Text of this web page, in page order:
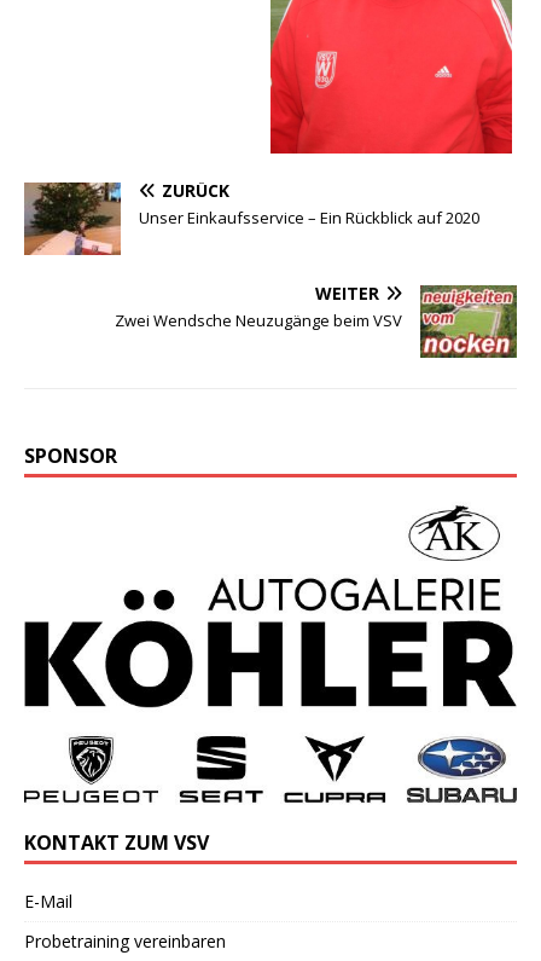
ZURÜCK
Unser Einkaufsservice – Ein Rückblick auf 2020
WEITER
Zwei Wendsche Neuzugänge beim VSV
SPONSOR
KONTAKT ZUM VSV
E-Mail
Probetraining vereinbaren